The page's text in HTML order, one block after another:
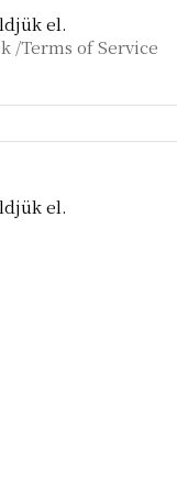
el.
/Terms of Service
el.